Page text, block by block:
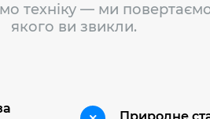
техніку — ми
якого ви звикли.